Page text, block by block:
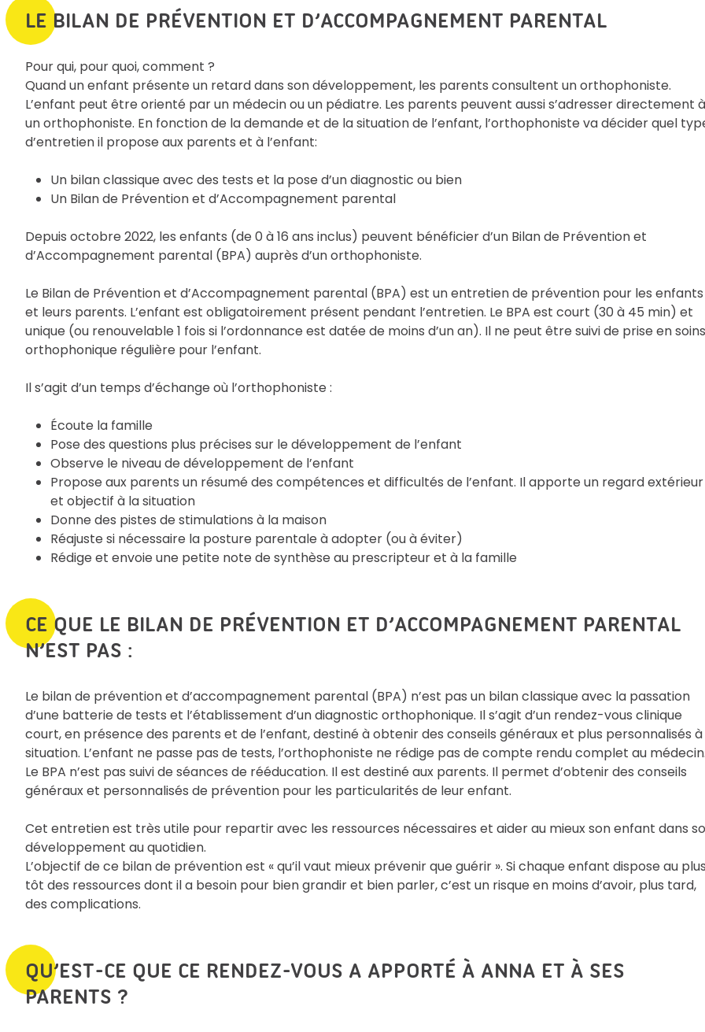
LE BILAN DE PRÉVENTION ET D’ACCOMPAGNEMENT PARENTAL
Pour qui, pour quoi, comment ?
Quand un enfant présente un retard dans son développement, les parents consultent un orthophoniste.
L’enfant peut être orienté par un médecin ou un pédiatre. Les parents peuvent aussi s’adresser directement à
un orthophoniste. En fonction de la demande et de la situation de l’enfant, l’orthophoniste va décider quel
d’entretien il propose aux parents et à l’enfant:
Un bilan classique avec des tests et la pose d’un diagnostic ou bien
Un Bilan de Prévention et d’Accompagnement parental
Depuis octobre 2022, les enfants (de 0 à 16 ans inclus) peuvent bénéficier d’un Bilan de Prévention et
d’Accompagnement parental (BPA) auprès d’un orthophoniste.
Le Bilan de Prévention et d’Accompagnement parental (BPA) est un entretien de prévention pour les enfants
et leurs parents. L’enfant est obligatoirement présent pendant l’entretien. Le BPA est court (30 à 45 min) et
unique (ou renouvelable 1 fois si l’ordonnance est datée de moins d’un an). Il ne peut être suivi de prise en soins
orthophonique régulière pour l’enfant.
Il s’agit d’un temps d’échange où l’orthophoniste :
Écoute la famille
Pose des questions plus précises sur le développement de l’enfant
Observe le niveau de développement de l’enfant
Propose aux parents un résumé des compétences et difficultés de l’enfant. Il apporte un regard extérieur
et objectif à la situation
Donne des pistes de stimulations à la maison
Réajuste si nécessaire la posture parentale à adopter (ou à éviter)
Rédige et envoie une petite note de synthèse au prescripteur et à la famille
CE QUE LE BILAN DE PRÉVENTION ET D’ACCOMPAGNEMENT PARENTAL
N’EST PAS :
Le bilan de prévention et d’accompagnement parental (BPA) n’est pas un bilan classique avec la passation
d’une batterie de tests et l’établissement d’un diagnostic orthophonique. Il s’agit d’un rendez-vous clinique
court, en présence des parents et de l’enfant, destiné à obtenir des conseils généraux et plus personnalisés
situation. L’enfant ne passe pas de tests, l’orthophoniste ne rédige pas de compte rendu complet au médecin.
Le BPA n’est pas suivi de séances de rééducation. Il est destiné aux parents. Il permet d’obtenir des conseils
généraux et personnalisés de prévention pour les particularités de leur enfant.
Cet entretien est très utile pour repartir avec les ressources nécessaires et aider au mieux son enfant dans
développement au quotidien.
L’objectif de ce bilan de prévention est « qu’il vaut mieux prévenir que guérir ». Si chaque enfant dispose au plus
tôt des ressources dont il a besoin pour bien grandir et bien parler, c’est un risque en moins d’avoir, plus tard,
des complications.
QU’EST-CE QUE CE RENDEZ-VOUS A APPORTÉ À ANNA ET À SES
PARENTS ?